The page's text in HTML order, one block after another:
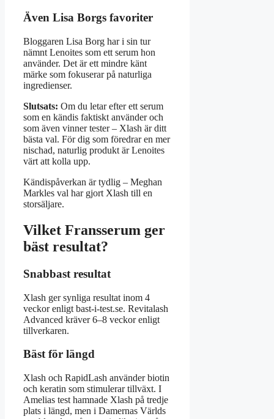
Även Lisa Borgs favoriter
Bloggaren Lisa Borg har i sin tur
nämnt Lenoites som ett serum hon
använder. Det är ett mindre känt
märke som fokuserar på naturliga
ingredienser.
Slutsats: Om du letar efter ett serum
som en kändis faktiskt använder och
som även vinner tester – Xlash är ditt
bästa val. För dig som föredrar en mer
nischad, naturlig produkt är Lenoites
värt att kolla upp.
Kändispåverkan är tydlig – Meghan
Markles val har gjort Xlash till en
storsäljare.
Vilket Fransserum ger
bäst resultat?
Snabbast resultat
Xlash ger synliga resultat inom 4
veckor enligt bast-i-test.se. Revitalash
Advanced kräver 6–8 veckor enligt
tillverkaren.
Bäst för längd
Xlash och RapidLash använder biotin
och keratin som stimulerar tillväxt. I
Amelias test hamnade Xlash på tredje
plats i längd, men i Damernas Världs